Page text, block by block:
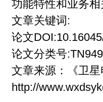
功能特性和业务
文章关键词:
论文
论文分类号
文章来源：
《卫
http://